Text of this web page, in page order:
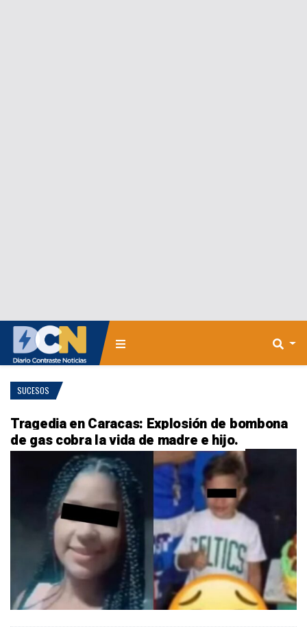
SUCESOS
Tragedia en Caracas: Explosión de bombona
de gas cobra la vida de madre e hijo.